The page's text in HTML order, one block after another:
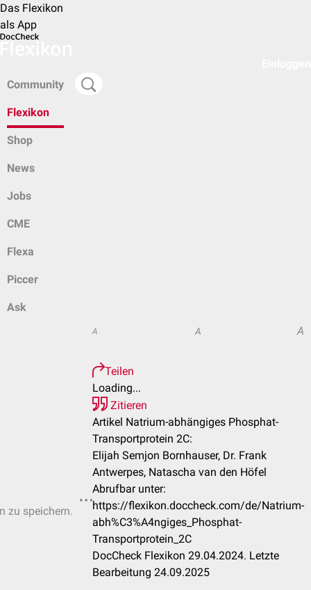
Das Flexikon
als App
Community
Flexikon
Shop
News
Jobs
CME
Flexa
Piccer
Ask
zu speichern.
A A A
Teilen
Loading...
Zitieren
Artikel Natrium-abhängiges Phosphat-
Transportprotein 2C:
Elijah Semjon Bornhauser, Dr. Frank
Antwerpes, Natascha van den Höfel
Abrufbar unter:
https://flexikon.doccheck.com/de/Natrium-
abh%C3%A4ngiges_Phosphat-
Transportprotein_2C
DocCheck Flexikon 29.04.2024. Letzte
Bearbeitung 24.09.2025